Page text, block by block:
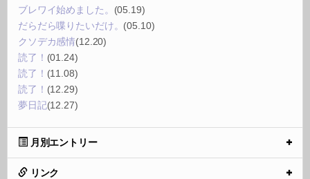
ブレワイ始めました。 (05.19)
だらだら喋りたいだけ。 (05.10)
クソデカ感情(12.20)
読了！ (01.24)
読了！ (11.08)
読了！ (12.29)
夢日記(12.27)
月別エントリー
リンク